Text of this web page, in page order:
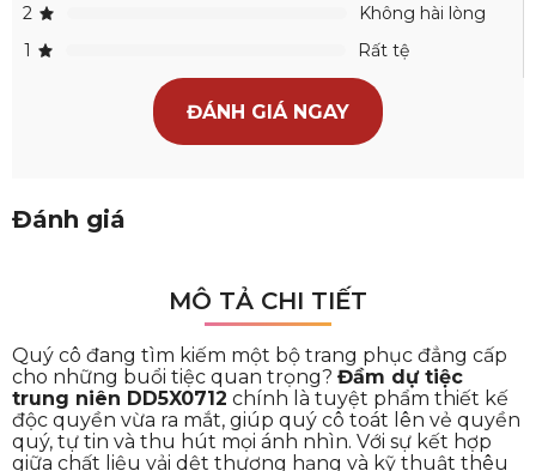
2
Không hài lòng
1
Rất tệ
ĐÁNH GIÁ NGAY
Đánh giá
MÔ TẢ CHI TIẾT
Quý cô đang tìm kiếm một bộ trang phục đẳng cấp
cho những buổi tiệc quan trọng? Đầm dự tiệc
trung niên DD5X0712 chính là tuyệt phẩm thiết kế
độc quyền vừa ra mắt, giúp quý cô toát lên vẻ quyền
quý, tự tin và thu hút mọi ánh nhìn. Với sự kết hợp
giữa chất liệu vải dệt thượng hạng và kỹ thuật thêu